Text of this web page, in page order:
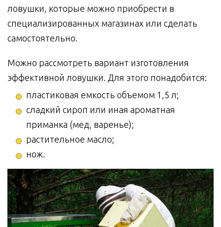
ловушки, которые можно приобрести в
специализированных магазинах или сделать
самостоятельно.
Можно рассмотреть вариант изготовления
эффективной ловушки. Для этого понадобится:
пластиковая емкость объемом 1,5 л;
сладкий сироп или иная ароматная
приманка (мед, варенье);
растительное масло;
нож.